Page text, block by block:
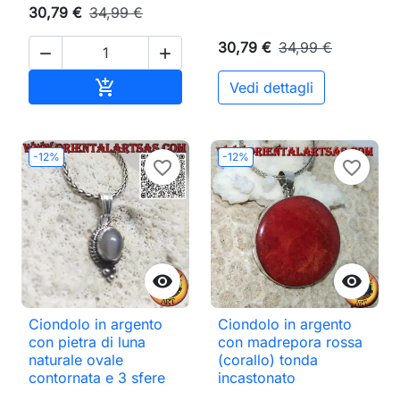
30,79 € 34,99 €
 
 Aggiungi al carrello
30,79 € 34,99 €
Vedi dettagli
-12%

favorite_border
Ciondolo in argento
con pietra di luna
naturale ovale
contornata e 3 sfere
-12%

favorite_border
Ciondolo in argento
con madrepora rossa
(corallo) tonda
incastonato